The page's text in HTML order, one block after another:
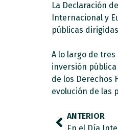
La Declaración
Internacional y
públicas
A lo largo de
inversión
de los Derechos
evolución de las
ANTERIOR